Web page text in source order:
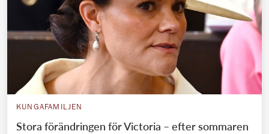
KUNGAFAMILJEN
Stora förändringen för Victoria – efter sommaren